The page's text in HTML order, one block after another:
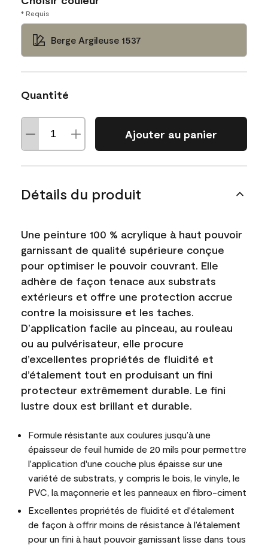
* Requis
Berge Argileuse 1537
Quantité
Ajouter au panier
Détails du produit
Une peinture 100 % acrylique à haut pouvoir
garnissant de qualité supérieure conçue
pour optimiser le pouvoir couvrant. Elle
adhère de façon tenace aux substrats
extérieurs et offre une protection accrue
contre la moisissure et les taches.
D’application facile au pinceau, au rouleau
ou au pulvérisateur, elle procure
d’excellentes propriétés de fluidité et
d’étalement tout en produisant un fini
protecteur extrêmement durable. Le fini
lustre doux est brillant et durable.
Formule résistante aux coulures jusqu’à une
épaisseur de feuil humide de 20 mils pour permettre
l'application d'une couche plus épaisse sur une
variété de substrats, y compris le bois, le vinyle, le
PVC, la maçonnerie et les panneaux en fibro-ciment
Excellentes propriétés de fluidité et d'étalement
de façon à offrir moins de résistance à l’étalement
pour un fini à haut pouvoir garnissant lisse dans tous